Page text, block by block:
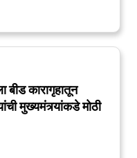
कारागृहातून
मुख्यमंत्र्यांकडे मोठी